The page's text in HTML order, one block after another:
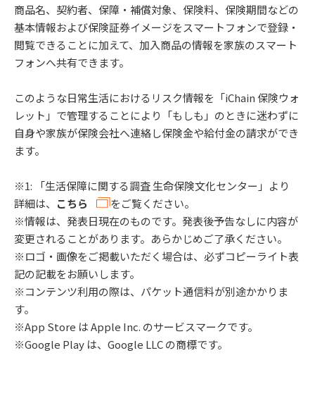
商品名、契約者、保障・補償対象、保険料、保険期間などの
基本情報および保険証券イメージをスマートフォンで登録・
閲覧できることに加えて、加入商品の情報を家族のスマート
フォンへ共有できます。
このような日常生活におけるリスク情報を「iChain 保険ウォ
レット」で管理することにより「もしも」のときに迷わずに
自身や家族が保険会社へ連絡し保険金や給付金の請求ができ
ます。
※1: 「⽣活保障に関する調査 ⽣命保険⽂化センター」より
詳細は、 こちら
をご覧ください。
※情報は、発表⽇現在のものです。発表後予告なしに内容が
変更されることがあります。あらかじめご了承ください。
※ロゴ・画像をご掲載いただく場合は、必ずコピーライト表
記の記載をお願いします。
※コンテンツ利用の際は、パケット通信料が別途かかりま
す。
※App Store は Apple Inc. のサービスマークです。
※Google Play は、Google LLC の商標です。